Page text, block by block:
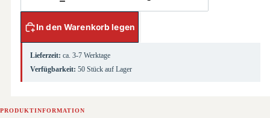
In den Warenkorb legen
Lieferzeit: ca. 3-7 Werktage
Verfügbarkeit: 50 Stück auf Lager
PRODUKTINFORMATION